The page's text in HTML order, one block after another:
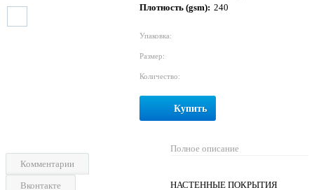
Плотность (gsm): 240
Упаковка:
Размер:
Количество:
Купить
Полное описание
НАСТЕННЫЕ ПОКРЫТИЯ
Комментарии
Вконтакте